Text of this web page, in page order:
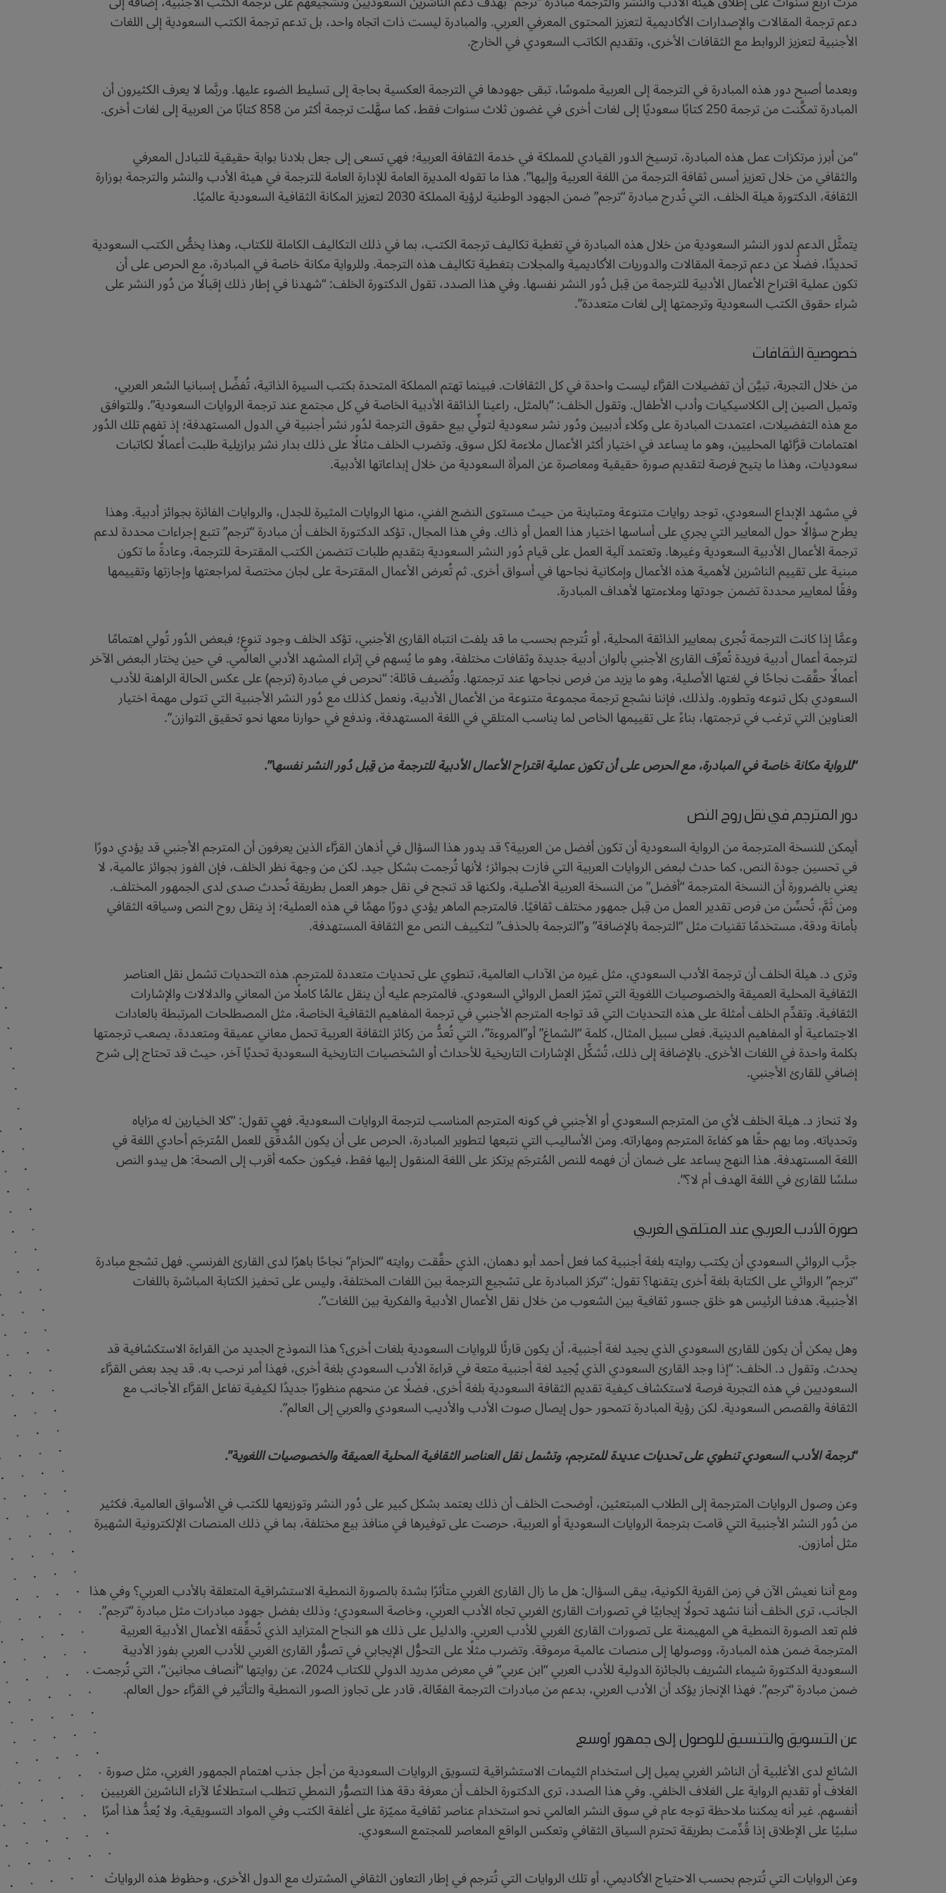
دعم ترجمة المقالات والإصدارات الأكاديمية لتعزيز المحتوى المعرفي العربي. والمبادرة ليست ذات اتجاه واحد، بل تدعم ترجمة الكتب السعودية إلى اللغات
الأجنبية لتعزيز الروابط مع الثقافات الأخرى، وتقديم الكاتب السعودي في الخارج.
وبعدما أصبح دور هذه المبادرة في الترجمة إلى العربية ملموسًا، تبقى جهودها في الترجمة العكسية بحاجة إلى تسليط الضوء عليها. وربَّما لا يعرف الكثيرون أن
المبادرة تمكَّنت من ترجمة 250 كتابًا سعوديًا إلى لغات أخرى في غضون ثلاث سنوات فقط، كما سهَّلت ترجمة أكثر من 858 كتابًا من العربية إلى لغات أخرى.
“من أبرز مرتكزات عمل هذه المبادرة، ترسيخ الدور القيادي للمملكة في خدمة الثقافة العربية؛ فهي تسعى إلى جعل بلادنا بوابة حقيقية للتبادل المعرفي
والثقافي من خلال تعزيز أسس ثقافة الترجمة من اللغة العربية وإليها”. هذا ما تقوله المديرة العامة للإدارة العامة للترجمة في هيئة الأدب والنشر والترجمة بوزارة
الثقافة، الدكتورة هيلة الخلف، التي تُدرج مبادرة “ترجم” ضمن الجهود الوطنية لرؤية المملكة 2030 لتعزيز المكانة الثقافية السعودية عالميًا.
يتمثَّل الدعم لدور النشر السعودية من خلال هذه المبادرة في تغطية تكاليف ترجمة الكتب، بما في ذلك التكاليف الكاملة للكتاب، وهذا يخصُّ الكتب السعودية
تحديدًا، فضلًا عن دعم ترجمة المقالات والدوريات الأكاديمية والمجلات بتغطية تكاليف هذه الترجمة. وللرواية مكانة خاصة في المبادرة، مع الحرص على أن
تكون عملية اقتراح الأعمال الأدبية للترجمة من قِبل دُور النشر نفسها. وفي هذا الصدد، تقول الدكتورة الخلف: “شهدنا في إطار ذلك إقبالًا من دُور النشر على
شراء حقوق الكتب السعودية وترجمتها إلى لغات متعددة”.
خصوصية الثقافات
من خلال التجربة، تبيَّن أن تفضيلات القرَّاء ليست واحدة في كل الثقافات. فبينما تهتم المملكة المتحدة بكتب السيرة الذاتية، تُفضِّل إسبانيا الشعر العربي،
وتميل الصين إلى الكلاسيكيات وأدب الأطفال. وتقول الخلف: “بالمثل، راعينا الذائقة الأدبية الخاصة في كل مجتمع عند ترجمة الروايات السعودية”. وللتوافق
مع هذه التفضيلات، اعتمدت المبادرة على وكلاء أدبيين ودُور نشر سعودية لتولِّي بيع حقوق الترجمة لدُور نشر أجنبية في الدول المستهدفة؛ إذ تفهم تلك الدُور
اهتمامات قرَّائها المحليين، وهو ما يساعد في اختيار أكثر الأعمال ملاءمة لكل سوق. وتضرب الخلف مثالًا على ذلك بدار نشر برازيلية طلبت أعمالًا لكاتبات
سعوديات، وهذا ما يتيح فرصة لتقديم صورة حقيقية ومعاصرة عن المرأة السعودية من خلال إبداعاتها الأدبية.
في مشهد الإبداع السعودي، توجد روايات متنوعة ومتباينة من حيث مستوى النضج الفني، منها الروايات المثيرة للجدل، والروايات الفائزة بجوائز أدبية. وهذا
يطرح سؤالًا حول المعايير التي يجري على أساسها اختيار هذا العمل أو ذاك. وفي هذا المجال، تؤكد الدكتورة الخلف أن مبادرة “ترجم” تتبع إجراءات محددة لدعم
ترجمة الأعمال الأدبية السعودية وغيرها. وتعتمد آلية العمل على قيام دُور النشر السعودية بتقديم طلبات تتضمن الكتب المقترحة للترجمة، وعادةً ما تكون
مبنية على تقييم الناشرين لأهمية هذه الأعمال وإمكانية نجاحها في أسواق أخرى. ثم تُعرض الأعمال المقترحة على لجان مختصة لمراجعتها وإجازتها وتقييمها
وفقًا لمعايير محددة تضمن جودتها وملاءمتها لأهداف المبادرة.
وعمَّا إذا كانت الترجمة تُجرى بمعايير الذائقة المحلية، أو تُترجم بحسب ما قد يلفت انتباه القارئ الأجنبي، تؤكد الخلف وجود تنوعٍ؛ فبعض الدُور تُولي اهتمامًا
لترجمة أعمال أدبية فريدة تُعرِّف القارئ الأجنبي بألوان أدبية جديدة وثقافات مختلفة، وهو ما يُسهم في إثراء المشهد الأدبي العالمي. في حين يختار البعض الآخر
أعمالًا حقَّقت نجاحًا في لغتها الأصلية، وهو ما يزيد من فرص نجاحها عند ترجمتها. وتُضيف قائلة: “نحرص في مبادرة (ترجم) على عكس الحالة الراهنة للأدب
السعودي بكل تنوعه وتطوره. ولذلك، فإننا نشجع ترجمة مجموعة متنوعة من الأعمال الأدبية، ونعمل كذلك مع دُور النشر الأجنبية التي تتولى مهمة اختيار
العناوين التي ترغب في ترجمتها، بناءً على تقييمها الخاص لما يناسب المتلقي في اللغة المستهدفة، وندفع في حوارنا معها نحو تحقيق التوازن”.
“للرواية مكانة خاصة في المبادرة، مع الحرص على أن تكون عملية اقتراح الأعمال الأدبية للترجمة من قِبل دُور النشر نفسها”.
دور المترجم في نقل روح النص
أيمكن للنسخة المترجمة من الرواية السعودية أن تكون أفضل من العربية؟ قد يدور هذا السؤال في أذهان القرَّاء الذين يعرفون أن المترجم الأجنبي قد يؤدي دورًا
في تحسين جودة النص، كما حدث لبعض الروايات العربية التي فازت بجوائز؛ لأنها تُرجمت بشكل جيد. لكن من وجهة نظر الخلف، فإن الفوز بجوائز عالمية، لا
يعني بالضرورة أن النسخة المترجمة “أفضل” من النسخة العربية الأصلية، ولكنها قد تنجح في نقل جوهر العمل بطريقة تُحدث صدى لدى الجمهور المختلف.
ومن ثَمَّ، تُحسِّن من فرص تقدير العمل من قِبل جمهور مختلف ثقافيًا. فالمترجم الماهر يؤدي دورًا مهمًا في هذه العملية؛ إذ ينقل روح النص وسياقه الثقافي
بأمانة ودقة، مستخدمًا تقنيات مثل “الترجمة بالإضافة” و”الترجمة بالحذف” لتكييف النص مع الثقافة المستهدفة.
وترى د. هيلة الخلف أن ترجمة الأدب السعودي، مثل غيره من الآداب العالمية، تنطوي على تحديات متعددة للمترجم. هذه التحديات تشمل نقل العناصر
الثقافية المحلية العميقة والخصوصيات اللغوية التي تميّز العمل الروائي السعودي. فالمترجم عليه أن ينقل عالمًا كاملًا من المعاني والدلالات والإشارات
الثقافية. وتقدِّم الخلف أمثلة على هذه التحديات التي قد تواجه المترجم الأجنبي في ترجمة المفاهيم الثقافية الخاصة، مثل المصطلحات المرتبطة بالعادات
الاجتماعية أو المفاهيم الدينية. فعلى سبيل المثال، كلمة “الشماغ” أو”المروءة”، التي تُعدُّ من ركائز الثقافة العربية تحمل معاني عميقة ومتعددة، يصعب ترجمتها
بكلمة واحدة في اللغات الأخرى. بالإضافة إلى ذلك، تُشكِّل الإشارات التاريخية للأحداث أو الشخصيات التاريخية السعودية تحديًا آخر، حيث قد تحتاج إلى شرح
إضافي للقارئ الأجنبي.
ولا تنحاز د. هيلة الخلف لأي من المترجم السعودي أو الأجنبي في كونه المترجم المناسب لترجمة الروايات السعودية. فهي تقول: “كلا الخيارين له مزاياه
وتحدياته. وما يهم حقًا هو كفاءة المترجم ومهاراته. ومن الأساليب التي نتبعها لتطوير المبادرة، الحرص على أن يكون المُدقِّق للعمل المُترجَم أحادي اللغة في
اللغة المستهدفة. هذا النهج يساعد على ضمان أن فهمه للنص المُترجَم يرتكز على اللغة المنقول إليها فقط، فيكون حكمه أقرب إلى الصحة: هل يبدو النص
سلسًا للقارئ في اللغة الهدف أم لا؟”.
صورة الأدب العربي عند المتلقي الغربي
جرَّب الروائي السعودي أن يكتب روايته بلغة أجنبية كما فعل أحمد أبو دهمان، الذي حقَّقت روايته “الحزام” نجاحًا باهرًا لدى القارئ الفرنسي. فهل تشجع مبادرة
“ترجم” الروائي على الكتابة بلغة أخرى يتقنها؟ تقول: “تركز المبادرة على تشجيع الترجمة بين اللغات المختلفة، وليس على تحفيز الكتابة المباشرة باللغات
الأجنبية. هدفنا الرئيس هو خلق جسور ثقافية بين الشعوب من خلال نقل الأعمال الأدبية والفكرية بين اللغات”.
وهل يمكن أن يكون للقارئ السعودي الذي يجيد لغة أجنبية، أن يكون قارئًا للروايات السعودية بلغات أخرى؟ هذا النموذج الجديد من القراءة الاستكشافية قد
يحدث. وتقول د. الخلف: “إذا وجد القارئ السعودي الذي يُجيد لغة أجنبية متعة في قراءة الأدب السعودي بلغة أخرى، فهذا أمر نرحب به. قد يجد بعض القرَّاء
السعوديين في هذه التجربة فرصة لاستكشاف كيفية تقديم الثقافة السعودية بلغة أخرى، فضلًا عن منحهم منظورًا جديدًا لكيفية تفاعل القرَّاء الأجانب مع
الثقافة والقصص السعودية. لكن رؤية المبادرة تتمحور حول إيصال صوت الأدب والأديب السعودي والعربي إلى العالم”.
“ترجمة الأدب السعودي تنطوي على تحديات عديدة للمترجم، وتشمل نقل العناصر الثقافية المحلية العميقة والخصوصيات اللغوية”.
وعن وصول الروايات المترجمة إلى الطلاب المبتعثين، أوضحت الخلف أن ذلك يعتمد بشكل كبير على دُور النشر وتوزيعها للكتب في الأسواق العالمية. فكثير
من دُور النشر الأجنبية التي قامت بترجمة الروايات السعودية أو العربية، حرصت على توفيرها في منافذ بيع مختلفة، بما في ذلك المنصات الإلكترونية الشهيرة
مثل أمازون.
ومع أننا نعيش الآن في زمن القرية الكونية، يبقى السؤال: هل ما زال القارئ الغربي متأثرًا بشدة بالصورة النمطية الاستشراقية المتعلقة بالأدب العربي؟ وفي هذا
الجانب، ترى الخلف أننا نشهد تحولًا إيجابيًا في تصورات القارئ الغربي تجاه الأدب العربي، وخاصة السعودي؛ وذلك بفضل جهود مبادرات مثل مبادرة “ترجم”.
فلم تعد الصورة النمطية هي المهيمنة على تصورات القارئ الغربي للأدب العربي. والدليل على ذلك هو النجاح المتزايد الذي تُحقِّقه الأعمال الأدبية العربية
المترجمة ضمن هذه المبادرة، ووصولها إلى منصات عالمية مرموقة. وتضرب مثلًا على التحوُّل الإيجابي في تصوُّر القارئ الغربي للأدب العربي بفوز الأديبة
السعودية الدكتورة شيماء الشريف بالجائزة الدولية للأدب العربي “ابن عربي” في معرض مدريد الدولي للكتاب 2024، عن روايتها “أنصاف مجانين”، التي تُرجمت
ضمن مبادرة “ترجم”. فهذا الإنجاز يؤكد أن الأدب العربي، بدعم من مبادرات الترجمة الفعّالة، قادر على تجاوز الصور النمطية والتأثير في القرَّاء حول العالم.
عن التسويق والتنسيق للوصول إلى جمهور أوسع
الشائع لدى الأغلبية أن الناشر الغربي يميل إلى استخدام الثيمات الاستشراقية لتسويق الروايات السعودية من أجل جذب اهتمام الجمهور الغربي، مثل صورة
الغلاف أو تقديم الرواية على الغلاف الخلفي. وفي هذا الصدد، ترى الدكتورة الخلف أن معرفة دقة هذا التصوُّر النمطي تتطلب استطلاعًا لآراء الناشرين الغربيين
أنفسهم. غير أنه يمكننا ملاحظة توجه عام في سوق النشر العالمي نحو استخدام عناصر ثقافية مميّزة على أغلفة الكتب وفي المواد التسويقية. ولا يُعدُّ هذا أمرًا
سلبيًا على الإطلاق إذا قُدِّمت بطريقة تحترم السياق الثقافي وتعكس الواقع المعاصر للمجتمع السعودي.
وعن الروايات التي تُترجم بحسب الاحتياج الأكاديمي، أو تلك الروايات التي تُترجم في إطار التعاون الثقافي المشترك مع الدول الأخرى، وحظوظ هذه الروايات